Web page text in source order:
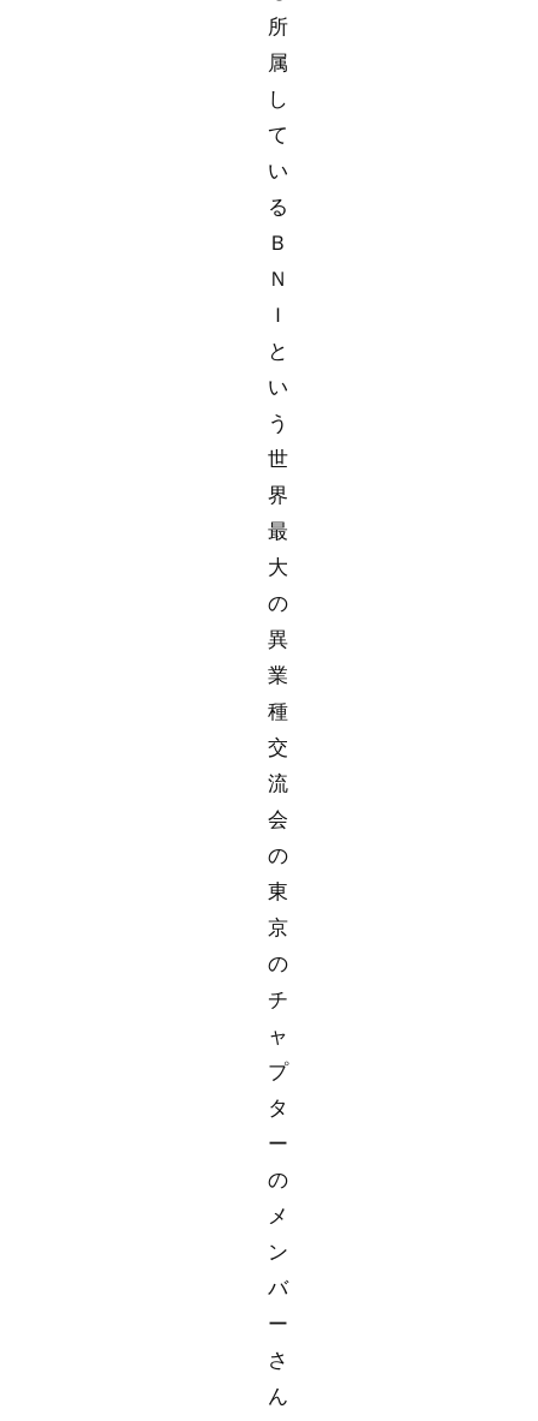
所
属
し
て
い
る
Ｂ
Ｎ
Ｉ
と
い
う
世
界
最
大
の
異
業
種
交
流
会
の
東
京
の
チ
ャ
プ
タ
ー
の
メ
ン
バ
ー
さ
ん